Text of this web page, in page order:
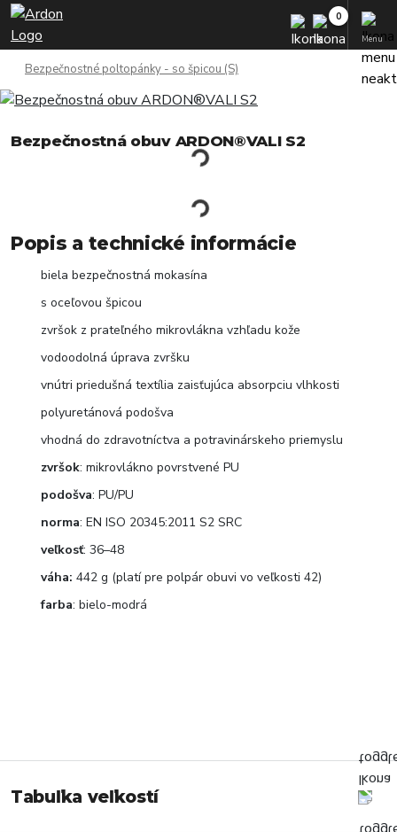
Menu
Bezpečnostné poltopánky - so špicou (S)
Bezpečnostná obuv ARDON®VALI S2
Popis a technické informácie
biela bezpečnostná mokasína
s oceľovou špicou
zvršok z prateľného mikrovlákna vzhľadu kože
vodoodolná úprava zvršku
vnútri priedušná textília zaisťujúca absorpciu vlhkosti
polyuretánová podošva
vhodná do zdravotníctva a potravinárskeho priemyslu
zvršok: mikrovlákno povrstvené PU
podošva: PU/PU
norma: EN ISO 20345:2011 S2 SRC
veľkosť: 36–48
váha: 442 g (platí pre polpár obuvi vo veľkosti 42)
farba: bielo-modrá
Tabuľka veľkostí